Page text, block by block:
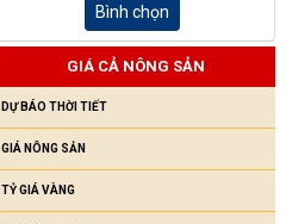
Bình chọn
GIÁ CẢ NÔNG SẢN
DỰ BÁO THỜI TIẾT
GIÁ NÔNG SẢN
TỶ GIÁ VÀNG